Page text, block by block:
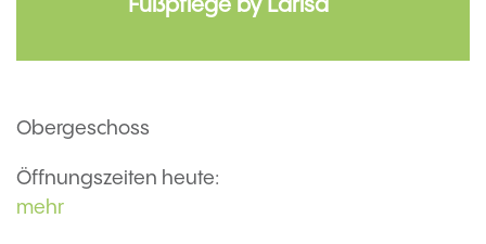
Fußpflege by Larisa
Obergeschoss
Öffnungszeiten heute:
mehr